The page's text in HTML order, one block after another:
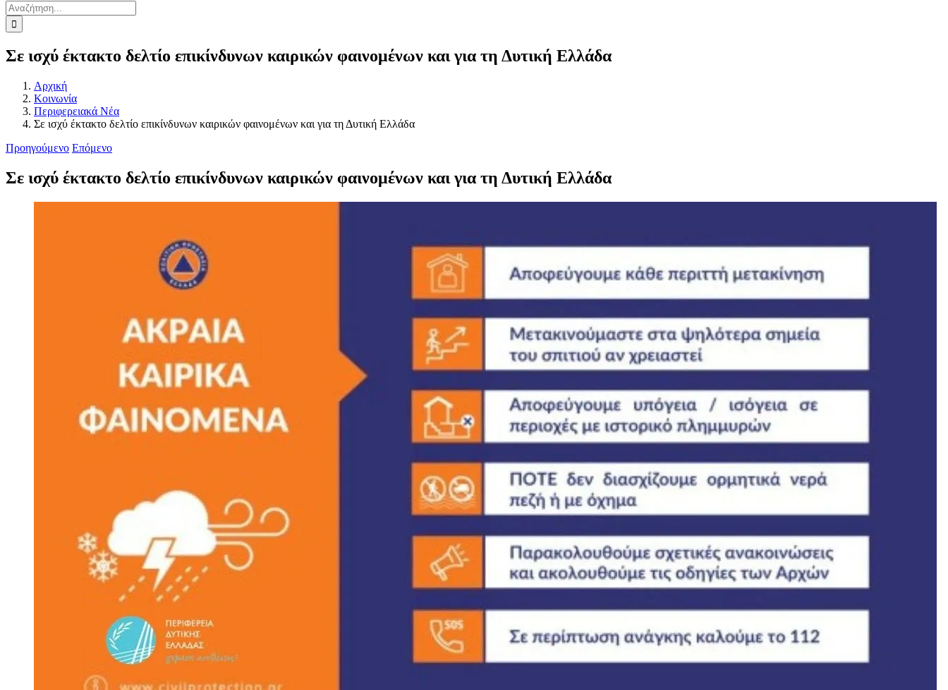
Αναζήτηση
για:
Σε ισχύ έκτακτο δελτίο επικίνδυνων καιρικών φαινομένων και για τη Δυτική Ελλάδα
Αρχική
Κοινωνία
Περιφερειακά Νέα
Σε ισχύ έκτακτο δελτίο επικίνδυνων καιρικών φαινομένων και για τη Δυτική Ελλάδα
Προηγούμενο Επόμενο
Σε ισχύ έκτακτο δελτίο επικίνδυνων καιρικών φαινομένων και για τη Δυτική Ελλάδα